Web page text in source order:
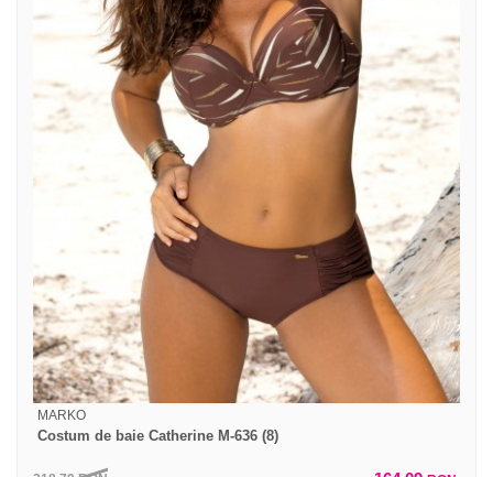
MARKO
Costum de baie Catherine M-636 (8)